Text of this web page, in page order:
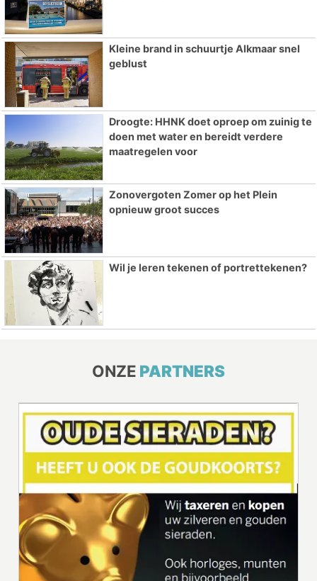
Kleine brand in schuurtje Alkmaar snel
geblust
Droogte: HHNK doet oproep om zuinig te
doen met water en bereidt verdere
maatregelen voor
Zonovergoten Zomer op het Plein
opnieuw groot succes
Wil je leren tekenen of portrettekenen?
ONZE PARTNERS